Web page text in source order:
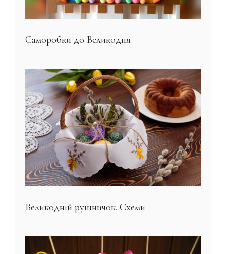
Саморобки до Великодня
Великодній рушничок. Схеми